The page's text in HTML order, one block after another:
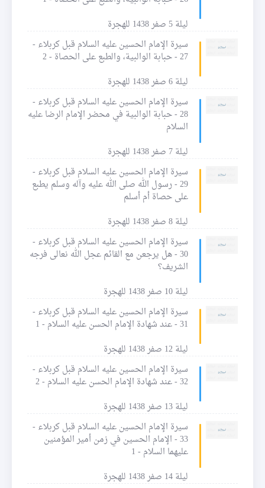
ليلة 5 صفر 1438 للهجرة
سيرة الإمام الحسين عليه السلام قبل كربلاء -
27 - حبابة الوالبية، والطبع على الحصاة - 2
ليلة 6 صفر 1438 للهجرة
سيرة الإمام الحسين عليه السلام قبل كربلاء -
28 - حبابة الوالبية في محضر الإمام الرضا عليه
السلام
ليلة 7 صفر 1438 للهجرة
سيرة الإمام الحسين عليه السلام قبل كربلاء -
29 - رسول الله صلى الله عليه وآله وسلم يطبع
على حصاة أم أسلم
ليلة 8 صفر 1438 للهجرة
سيرة الإمام الحسين عليه السلام قبل كربلاء -
30 - هل يرجعن مع القائم عجل الله نعالى فرجه
الشريف؟
ليلة 10 صفر 1438 للهجرة
سيرة الإمام الحسين عليه السلام قبل كربلاء -
31 - عند شهادة الإمام الحسن عليه السلام - 1
ليلة 12 صفر 1438 للهجرة
سيرة الإمام الحسين عليه السلام قبل كربلاء -
32 - عند شهادة الإمام الحسن عليه السلام - 2
ليلة 13 صفر 1438 للهجرة
سيرة الإمام الحسين عليه السلام قبل كربلاء -
33 - الإمام الحسين في زمن أمير المؤمنين
عليهما السلام - 1
ليلة 14 صفر 1438 للهجرة